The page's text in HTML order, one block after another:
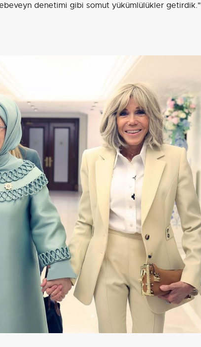
ebeveyn denetimi gibi somut yükümlülükler getirdik."